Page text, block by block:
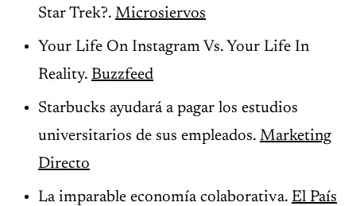
Star Trek?. Microsiervos
Your Life On Instagram Vs. Your Life In
Reality. Buzzfeed
Starbucks ayudará a pagar los estudios
universitarios de sus empleados. Marketing
Directo
La imparable economía colaborativa. El País